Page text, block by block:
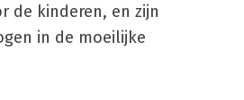
de kinderen, en zijn
in de moeilijke